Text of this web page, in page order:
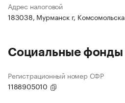
Адрес налоговой
183038, Мурманск г,
Социальные фонды
Регистрационный номер СФР
1188905010